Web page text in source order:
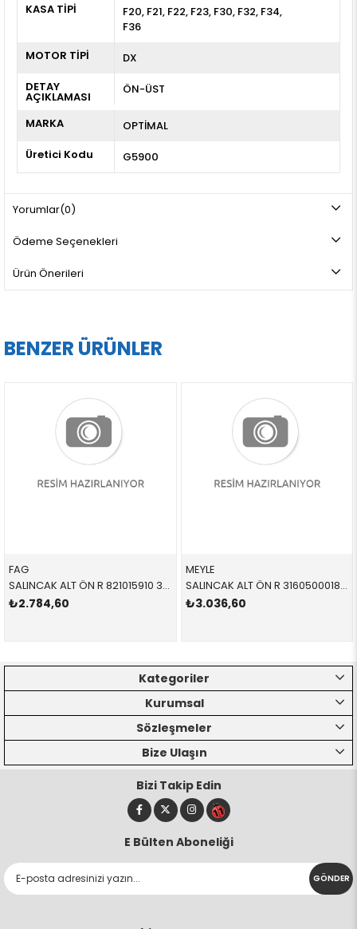
KASA TİPİ
F20 F21 F22 F23 F30 F32 F34
F36
MOTOR TİPİ
DX
DETAY
AÇIKLAMASI
ÖN-ÜST
MARKA
OPTİMAL
Üretici Kodu
G5900
Yorumlar(0)
Ödeme Seçenekleri
Ürün Önerileri
BENZER ÜRÜNLER
FAG
SALINCAK ALT ÖN R 821015910 31122341296 31122341296 E39 SAĞ 1996-2004
₺2.784,60
MEYLE
SALINCAK ALT ÖN R 3160500018 31122347965 31122347952 E60 SAĞ 2004-2011
₺3.036,60
Kategoriler
Kurumsal
Sözleşmeler
Bize Ulaşın
Bizi Takip Edin
E Bülten Aboneliği
GÖNDER